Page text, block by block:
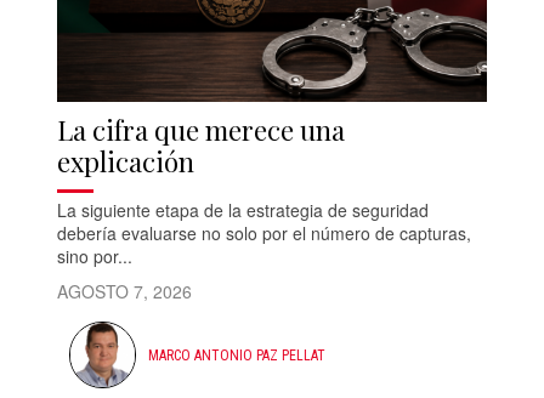
La cifra que merece una
explicación
La siguiente etapa de la estrategia de seguridad
debería evaluarse no solo por el número de capturas,
sino por...
AGOSTO 7, 2026
MARCO ANTONIO PAZ PELLAT